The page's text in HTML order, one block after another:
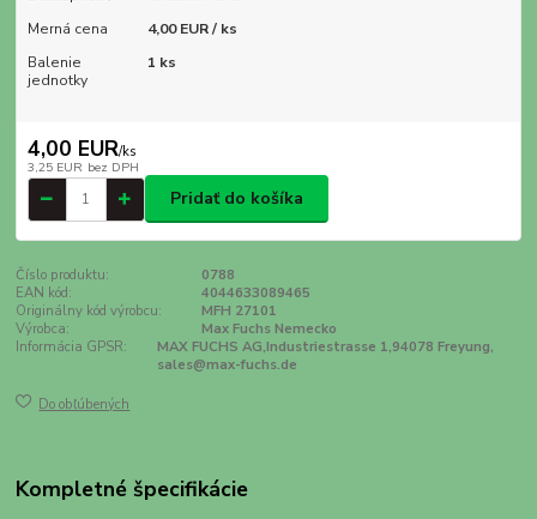
Merná cena
4,00 EUR / ks
Balenie
jednotky
1 ks
4,00 EUR/ks
3,25 EUR bez DPH
Pridať do košíka
Číslo produktu:
0788
EAN kód:
4044633089465
Originálny kód výrobcu:
MFH 27101
Výrobca:
Max Fuchs Nemecko
Informácia GPSR:
MAX FUCHS AG,Industriestrasse 1,94078 Freyung,
sales@max-fuchs.de
Do obľúbených
Kompletné špecifikácie